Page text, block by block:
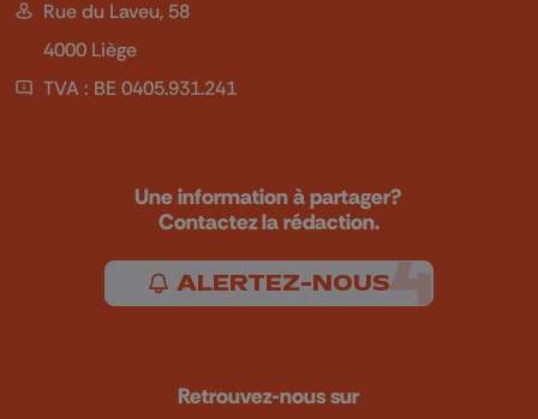
Rue du Laveu, 58
4000 Liège
TVA : BE 0405.931.241
Une information à partager?
Contactez la rédaction.
ALERTEZ-NOUS
Retrouvez-nous sur